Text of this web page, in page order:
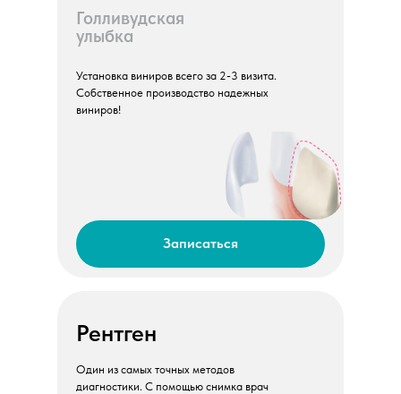
Голливудская
улыбка
Рентген
Один из самых точных методов
диагностики. С помощью снимка врач
Записаться
Установка виниров всего за 2-3 визита.
Собственное производство надежных
виниров!